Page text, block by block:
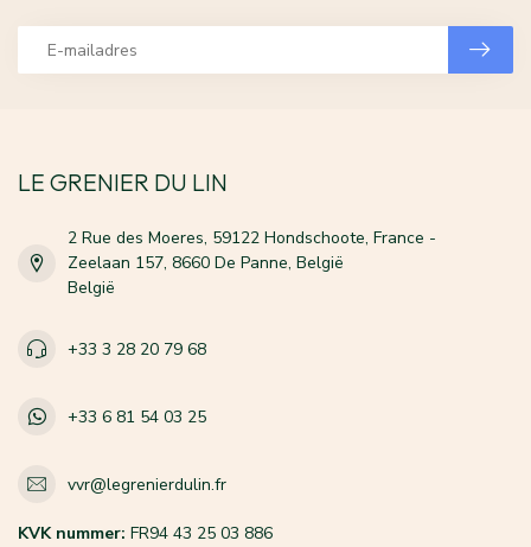
LE GRENIER DU LIN
2 Rue des Moeres, 59122 Hondschoote, France -
Zeelaan 157, 8660 De Panne, België
België
+33 3 28 20 79 68
+33 6 81 54 03 25
vvr@legrenierdulin.fr
KVK nummer: FR94 43 25 03 886